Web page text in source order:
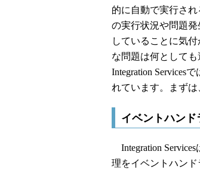
的に自動で実行さ
の実行状況や問題
していることに気
な問題は何として
Integration Services
れています。まずは
イベントハンド
Integration
理をイベントハンド